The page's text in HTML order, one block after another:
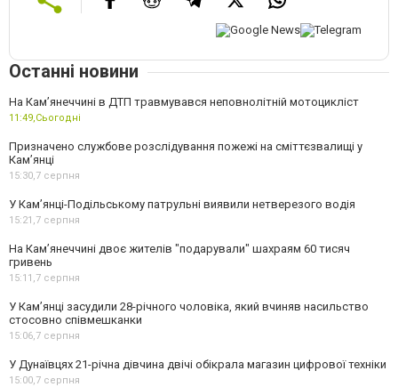
Останні новини
На Кам’янеччині в ДТП травмувався неповнолітній мотоцикліст
11:49,Сьогодні
Призначено службове розслідування пожежі на сміттєзвалищі у
Кам’янці
15:30,7 серпня
У Кам’янці-Подільському патрульні виявили нетверезого водія
15:21,7 серпня
На Камʼянеччині двоє жителів "подарували" шахраям 60 тисяч
гривень
15:11,7 серпня
У Камʼянці засудили 28-річного чоловіка, який вчиняв насильство
стосовно співмешканки
15:06,7 серпня
У Дунаївцях 21-річна дівчина двічі обікрала магазин цифрової техніки
15:00,7 серпня